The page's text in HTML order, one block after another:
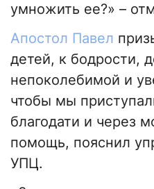
умножить ее?» –
Апостол Павел
детей, к бодрости,
непоколебимой и
чтобы мы
благодати и через
помощь, пояснил
УПЦ.